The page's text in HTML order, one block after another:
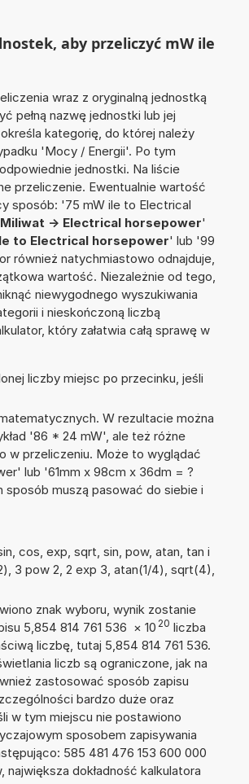
aby przeliczyć mW ile
wraz z oryginalną jednostką
pełną nazwę jednostki lub jej
kategorię, do której należy
'Mocy / Energii'. Po tym
jednostki. Na liście
przeliczenie. Ewentualnie wartość
sposób: '75 mW ile to Electrical
Miliwat -> Electrical horsepower'
to Electrical horsepower' lub '99
również natychmiastowo odnajduje,
wartość. Niezależnie od tego,
niewygodnego wyszukiwania
i nieskończoną liczbą
który załatwia całą sprawę w
liczby miejsc po przecinku, jeśli
W rezultacie można
'86 * 24 mW', ale też różne
w przeliczeniu. Może to wyglądać
lub '61mm x 98cm x 36dm = ?
muszą pasować do siebie i
cos, exp, sqrt, sin, pow, atan, tan i
3 pow 2, 2 exp 3, atan(1/4), sqrt(4),
znak wyboru, wynik zostanie
5,854 814 761 536 × 10 20 liczba
liczbę, tutaj 5,854 814 761 536.
liczb są ograniczone, jak na
zastosować sposób zapisu
bardzo duże oraz
w tym miejscu nie postawiono
sposobem zapisywania
585 481 476 153 600 000
dokładność kalkulatora